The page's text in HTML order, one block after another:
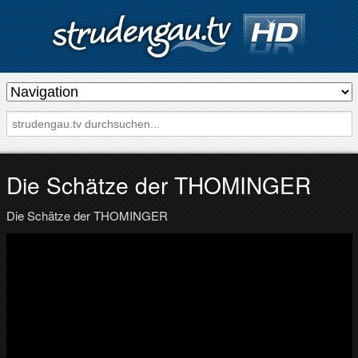
s
t
r
u
d
e
n
Die Schätze der THOMINGER
Die Schätze der THOMINGER